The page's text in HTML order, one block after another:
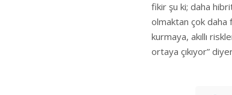
fikir şu ki; daha
olmaktan çok daha
kurmaya, akıllı
ortaya çıkıyor”